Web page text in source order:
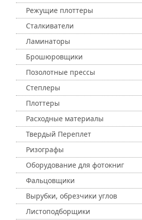
Режущие плоттеры
Сталкиватели
Ламинаторы
Брошюровщики
Позолотные прессы
Степлеры
Плоттеры
Расходные материалы
Твердый Переплет
Ризографы
Оборудование для фотокниг
Фальцовщики
Вырубки, обрезчики углов
Листоподборщики